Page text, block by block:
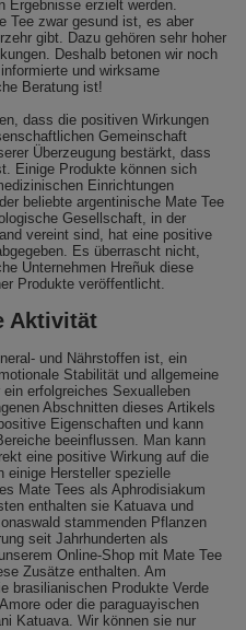
Ergebnisse erzielt werden.
Tee zwar gesund ist, es aber
gibt. Dazu gehören sehr hoher
Deshalb betonen wir noch
und wirksame
Beratung ist!
dass die positiven Wirkungen
Gemeinschaft
Überzeugung bestärkt, dass
Einige Produkte können sich
Einrichtungen
beliebte argentinische Mate Tee
Gesellschaft, in der
vereint sind, hat eine positive
Es überrascht nicht,
Unternehmen Hreñuk diese
Produkte veröffentlicht.
Aktivität
und Nährstoffen ist, ein
Stabilität und allgemeine
erfolgreiches Sexualleben
Abschnitten dieses Artikels
Eigenschaften und kann
beeinflussen. Man kann
eine positive Wirkung auf die
einige Hersteller spezielle
Mate Tees als Aphrodisiakum
enthalten sie Katuava und
stammenden Pflanzen
seit Jahrhunderten als
Online-Shop mit Mate Tee
Zusätze enthalten. Am
brasilianischen Produkte Verde
oder die paraguayischen
Katuava. Wir können sie nur